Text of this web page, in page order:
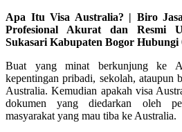
Apa Itu Visa Australia? | Biro
Profesional Akurat dan Resmi
Sukasari Kabupaten Bogor Hubungi
Buat yang minat berkunjung ke
kepentingan pribadi, sekolah, ataupun
Australia. Kemudian apakah visa
dokumen yang diedarkan oleh
masyarakat yang mau tiba ke Australia.